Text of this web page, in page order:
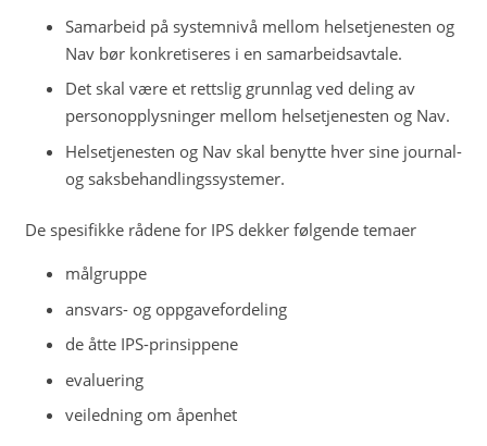
Samarbeid på systemnivå mellom helsetjenesten og
Nav bør konkretiseres i en samarbeidsavtale.
Det skal være et rettslig grunnlag ved deling av
personopplysninger mellom helsetjenesten og Nav.
Helsetjenesten og Nav skal benytte hver sine journal-
og saksbehandlingssystemer.
De spesifikke rådene for IPS dekker følgende temaer
målgruppe
ansvars- og oppgavefordeling
de åtte IPS-prinsippene
evaluering
veiledning om åpenhet